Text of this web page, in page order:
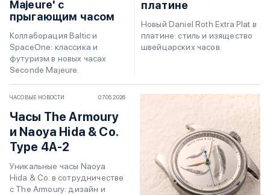
Majeure' с
прыгающим часом
Коллаборация Baltic и
SpaceOne: классика и
футуризм в новых часах
Seconde Majeure.
платине
Новый Daniel Roth Extra Plat в
платине: стиль и изящество
швейцарских часов.
ЧАСОВЫЕ НОВОСТИ 07.05.2026
Часы The Armoury
и Naoya Hida & Co.
Type 4A-2
Уникальные часы Naoya
Hida & Co. в сотрудничестве
с The Armoury: дизайн и